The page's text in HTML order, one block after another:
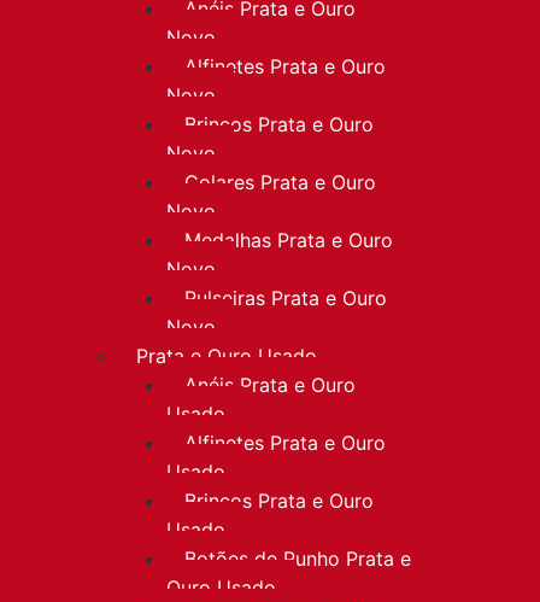
Anéis Prata e Ouro
Novo
Alfinetes Prata e Ouro
Novo
Brincos Prata e Ouro
Novo
Colares Prata e Ouro
Novo
Medalhas Prata e Ouro
Novo
Pulseiras Prata e Ouro
Novo
Prata e Ouro Usado
Anéis Prata e Ouro
Usado
Alfinetes Prata e Ouro
Usado
Brincos Prata e Ouro
Usado
Botões de Punho Prata e
Ouro Usado